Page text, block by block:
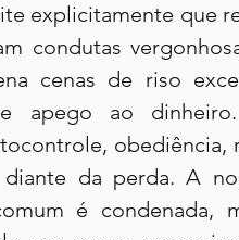
explicitamente que
condutas
cenas de riso
apego ao
da perda. A
é condenada,